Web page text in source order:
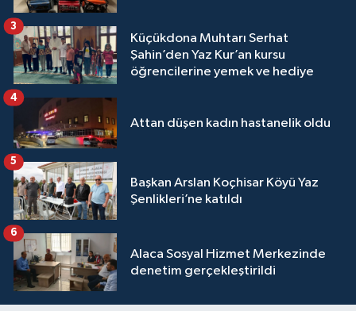
Küçükdona Muhtarı Serhat
Şahin’den Yaz Kur’an kursu
öğrencilerine yemek ve hediye
3
Attan düşen kadın hastanelik oldu
4
Başkan Arslan Koçhisar Köyü Yaz
Şenlikleri’ne katıldı
5
Alaca Sosyal Hizmet Merkezinde
denetim gerçekleştirildi
6